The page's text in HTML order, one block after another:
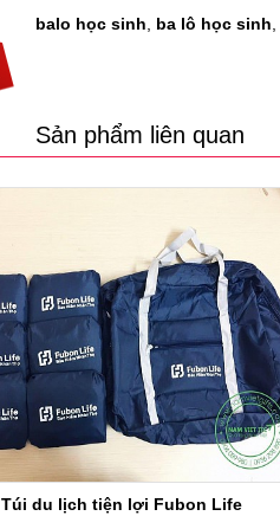
balo học sinh, ba lô học sinh,
Sản phẩm liên quan
Túi du lịch tiện lợi Fubon Life